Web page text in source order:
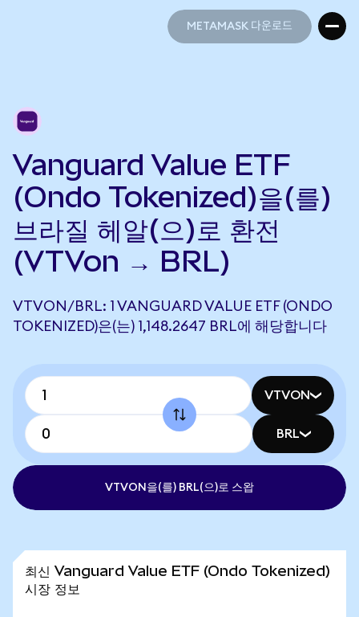
METAMASK 다운로드
Vanguard Value ETF
(Ondo Tokenized)을(를)
브라질 헤알(으)로 환전
(VTVon → BRL)
VTVON/BRL: 1 VANGUARD VALUE ETF (ONDO
TOKENIZED)은(는) 1,148.2647 BRL에 해당합니다
VTVON
BRL
VTVON을(를) BRL(으)로 스왑
최신 Vanguard Value ETF (Ondo Tokenized)
시장 정보